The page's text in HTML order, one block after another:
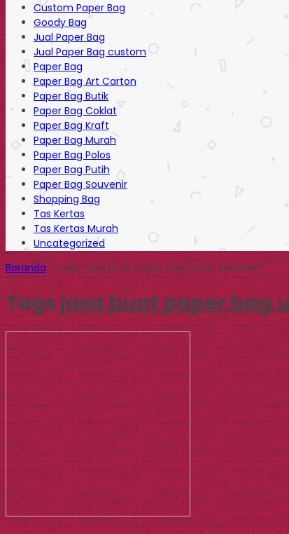
Custom Paper Bag
Goody Bag
Jual Paper Bag
Jual Paper Bag custom
Paper Bag
Paper Bag Art Carton
Paper Bag Butik
Paper Bag Coklat
Paper Bag Kraft
Paper Bag Murah
Paper Bag Polos
Paper Bag Putih
Paper Bag Souvenir
Shopping Bag
Tas Kertas
Tas Kertas Murah
Uncategorized
Beranda»Tags "jasa buat paper bag untuk souvenir"
Tagsjasa buat paper bag